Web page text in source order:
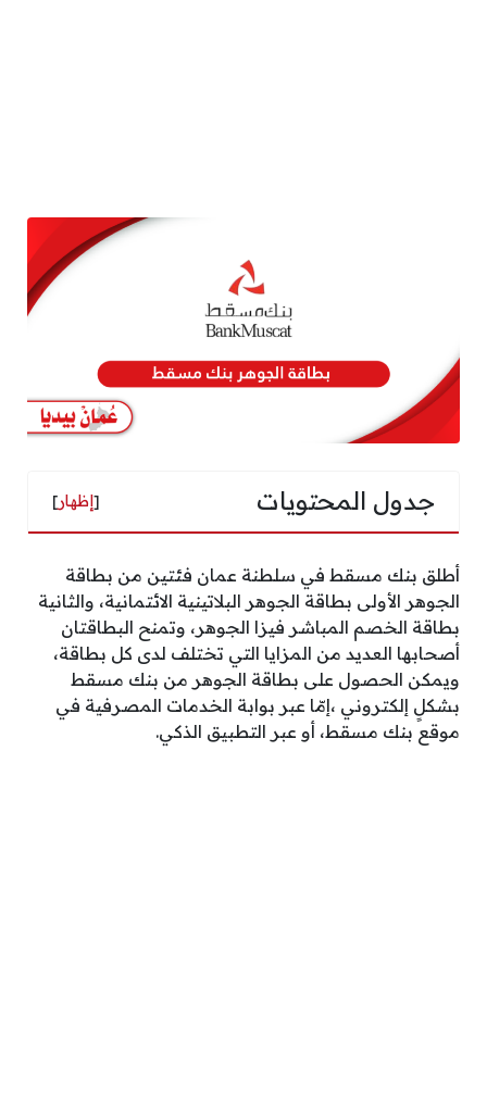
جدول المحتويات [إظهار]
أطلق بنك مسقط في سلطنة عمان فئتين من بطاقة
الجوهر الأولى بطاقة الجوهر البلاتينية الائتمانية، والثانية
بطاقة الخصم المباشر فيزا الجوهر، وتمنح البطاقتان
أصحابها العديد من المزايا التي تختلف لدى كل بطاقة،
ويمكن الحصول على بطاقة الجوهر من بنك مسقط
بشكلٍ إلكتروني ،إمّا عبر بوابة الخدمات المصرفية في
موقع بنك مسقط، أو عبر التطبيق الذكي.